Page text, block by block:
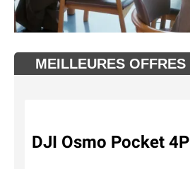
MEILLEURES OFFRES
DJI Osmo Pocket 4P